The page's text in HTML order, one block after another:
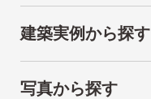
建築実例から探す
写真から探す